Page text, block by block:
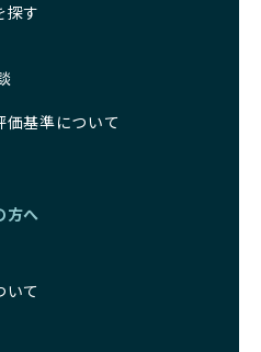
探す
価基準について
方へ
いて